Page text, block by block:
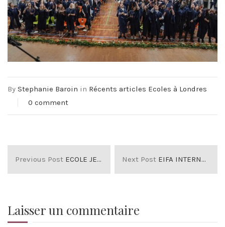
By Stephanie Baroin in Récents articles Ecoles à Londres
0 comment
Previous Post ECOLE JEANNINE MANUEL A MARYLEBONE Next Post EIFA INTERNATIONAL SCHOOL à Marylebone
Laisser un commentaire